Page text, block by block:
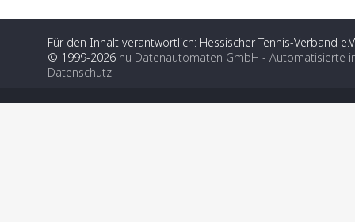
Für den Inhalt verantwortlich: Hessischer Tennis-Verband
© 1999-2026 nu Datenautomaten GmbH - Automatisierte
Datenschutz